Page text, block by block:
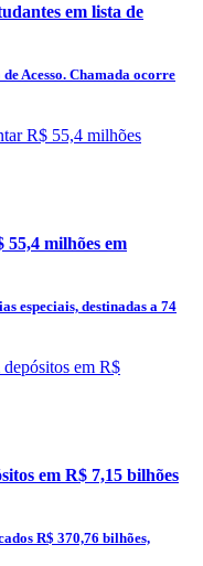
em lista de
Acesso. Chamada ocorre
milhões em
especiais, destinadas a 74
em R$ 7,15 bilhões
R$ 370,76 bilhões,